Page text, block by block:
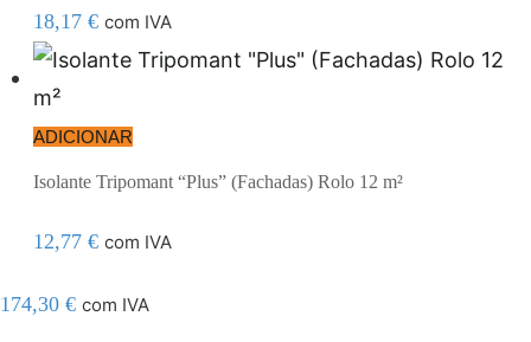
18,17 € com IVA
ADICIONAR
Isolante Tripomant “Plus” (Fachadas) Rolo 12 m²
12,77 € com IVA
174,30 € com IVA